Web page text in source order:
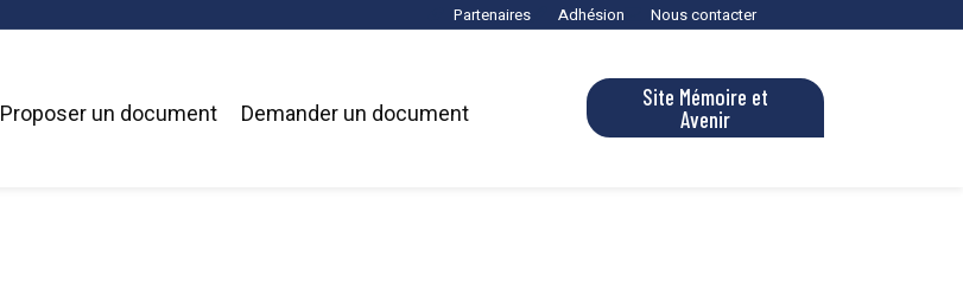
Partenaires Adhésion Nous contacter
Proposer un document Demander un document
Site Mémoire et
Avenir